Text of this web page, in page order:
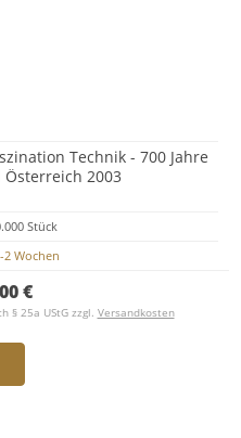
Technik - 700 Jahre
2003
Stück
2 Wochen
€
§ 25a UStG zzgl. Versandkosten